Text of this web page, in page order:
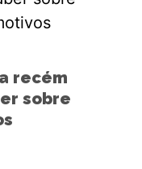
recém
sobre